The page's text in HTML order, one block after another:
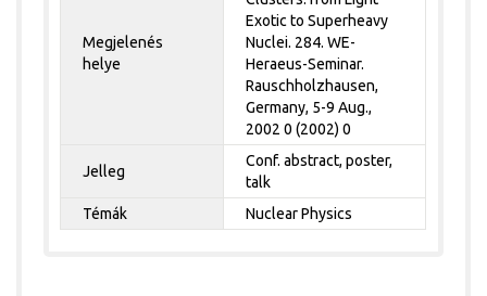
Megjelenés
helye
Exotic to Superheavy
Nuclei. 284. WE-
Heraeus-Seminar.
Rauschholzhausen,
Germany, 5-9 Aug.,
2002 0 (2002) 0
Jelleg
Conf. abstract, poster,
talk
Témák
Nuclear Physics